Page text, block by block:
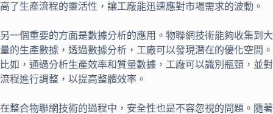
高了生產流程的靈活性，讓工廠能迅速應對市場需求的波動。
另一個重要的方面是數據分析的應用。物聯網技術能夠收集到大
量的生產數據，透過數據分析，工廠可以發現潛在的優化空間。
比如，通過分析生產效率和質量數據，工廠可以識別瓶頸，並對
流程進行調整，以提高整體效率。
在整合物聯網技術的過程中，安全性也是不容忽視的問題。隨著